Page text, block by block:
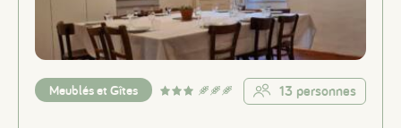
Meublés et Gîtes 13 personnes